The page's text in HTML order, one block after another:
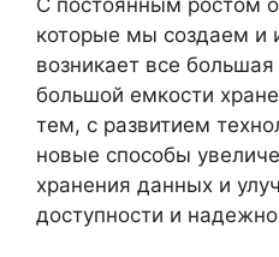
которые мы создаем и
возникает все
большой емкости
тем, с развитием
новые способы
хранения данных и
доступности и